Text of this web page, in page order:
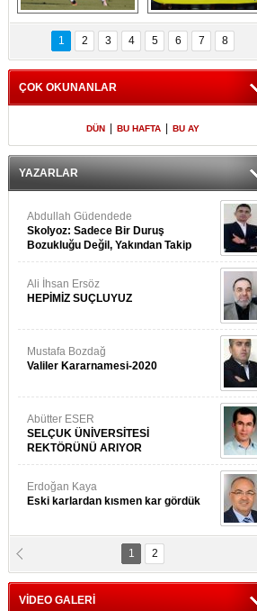
Fenerbahçe
Voluntari 3 golle
geçti
Futbolun adresi beş
ülke...
1 2 3 4 5 6 7 8
ÇOK OKUNANLAR
DÜN BU HAFTA BU AY
YAZARLAR
Abdullah Güdendede
Skolyoz: Sadece Bir Duruş
Bozukluğu Değil, Yakından Takip
Gerekir
Ali İhsan Ersöz
HEPİMİZ SUÇLUYUZ
Mustafa Bozdağ
Valiler Kararnamesi-2020
Abütter ESER
SELÇUK ÜNİVERSİTESİ
REKTÖRÜNÜ ARIYOR
Erdoğan Kaya
Eski karlardan kısmen kar gördük
Yrd.Doç.Dr. İbrahim BAYKAN
1 2
VİDEO GALERİ